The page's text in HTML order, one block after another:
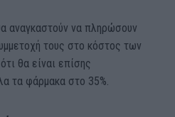
αναγκαστούν να πληρώσουν
τους στο κόστος των
θα είναι επίσης
τα φάρμακα στο 35%.